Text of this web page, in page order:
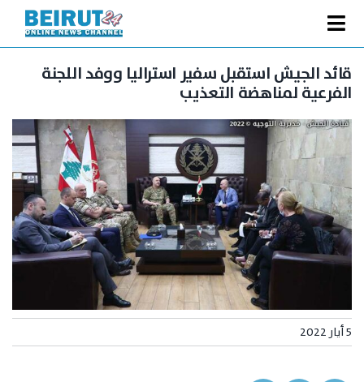
content
Toggle
Navigation
الصفحة الرئيسية
سياسة
اقتصاد
فنّ
رياضة
متفرقات
Podcast
البحث
عن:
قائد الجيش استقبل سفير استراليا ووفد اللجنة
الفرعية لمناهضة التعذيب
5 أيار 2022